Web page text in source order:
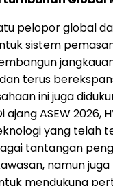
pelopor global
sistem
terus
ini juga
ajang ASEW 2026,
yang telah
tantangan
namun
mendukung